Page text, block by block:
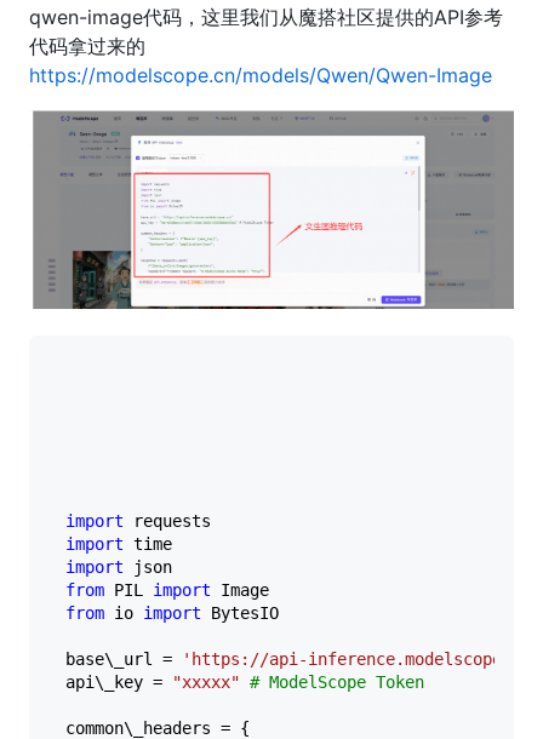
qwen-image代码，这里我们从魔搭社区提供的API参考
代码拿过来的
https://modelscope.cn/models/Qwen/Qwen-Image
import
import
import
from PIL import
from io import BytesIO
base\_url =
'https://api-
api\_key =
"xxxxx" # ModelScope Token
common\_headers = {